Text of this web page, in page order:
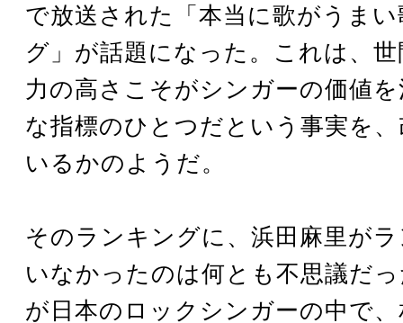
で放送された「本当に歌がうま
グ」が話題になった。これは、
力の高さこそがシンガーの価値
な指標のひとつだという事実を
いるかのようだ。
そのランキングに、浜田麻里が
いなかったのは何とも不思議だ
が日本のロックシンガーの中で